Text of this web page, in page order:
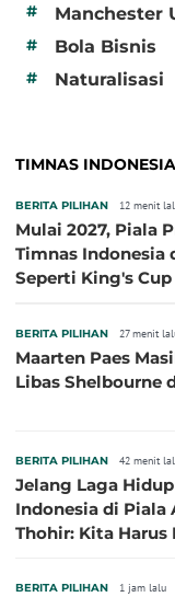
# Manchester
# Bola Bisnis
# Naturalisasi
TIMNAS INDONESIA
BERITA PILIHAN 12 menit
Mulai 2027, Piala
Timnas Indonesia
Seperti King's
BERITA PILIHAN 27 menit
Maarten Paes
Libas Shelbourne
BERITA PILIHAN 42 menit
Jelang Laga
Indonesia di Piala
Thohir: Kita Harus
BERITA PILIHAN 1 jam lalu